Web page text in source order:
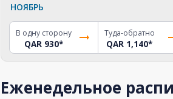
НОЯБРЬ
В одну сторону
QAR 930*
Туда-обратно
QAR 1,140*
Еженедельное